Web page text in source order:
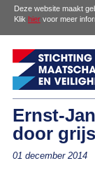
Deze website maakt
Klik hier voor meer
Ernst-
door
01 december 2014